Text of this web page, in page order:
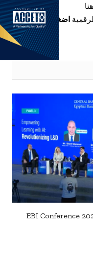
اضغط هنا
EBI Conference